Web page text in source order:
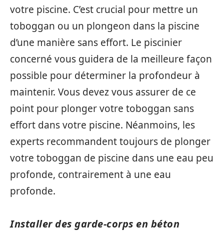
votre piscine. C’est crucial pour mettre un
toboggan ou un plongeon dans la piscine
d’une manière sans effort. Le piscinier
concerné vous guidera de la meilleure façon
possible pour déterminer la profondeur à
maintenir. Vous devez vous assurer de ce
point pour plonger votre toboggan sans
effort dans votre piscine. Néanmoins, les
experts recommandent toujours de plonger
votre toboggan de piscine dans une eau peu
profonde, contrairement à une eau
profonde.
Installer des garde-corps en béton